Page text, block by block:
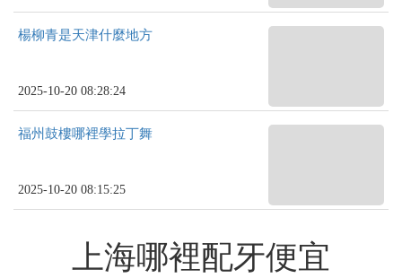
楊柳青是天津什麼地方
2025-10-20 08:28:24
福州鼓樓哪裡學拉丁舞
2025-10-20 08:15:25
上海哪裡配牙便宜